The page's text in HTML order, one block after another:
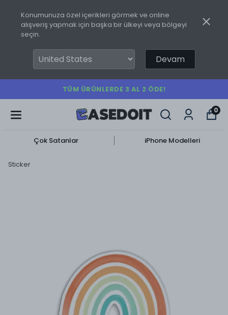
Konumunuza özel içerikleri görmek ve online
alışveriş yapmak için başka bir ülkeyi veya bölgeyi
seçin.
Devam
500 TL ÜZERI ÜCRETSIZ
0
Çok Satanlar iPhone Modelleri
Sticker